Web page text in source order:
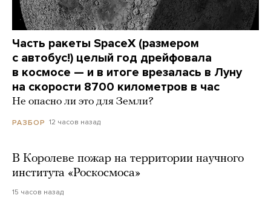
Часть ракеты SpaceX (размером
с автобус!) целый год дрейфовала
в космосе — и в итоге врезалась в Луну
на скорости 8700 километров в час
Не опасно ли это для Земли?
РАЗБОР 12 часов назад
В Королеве пожар на территории научного
института «Роскосмоса»
15 часов назад